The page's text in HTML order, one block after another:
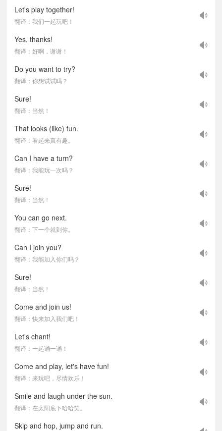
Let's play together!
翻译：我们一起玩吧！
Yes, thanks!
翻译：好啊，谢谢！
Do you want to try?
翻译：你想试试吗？
Sure!
翻译：当然！
That looks (like) fun.
翻译：看起来真有趣。
Can I have a turn?
翻译：我能玩一次吗？
Sure!
翻译：当然！
You can go next.
翻译：下一个就到你。
Can I join you?
翻译：我能加入你们吗？
Sure!
翻译：当然！
Come and join us!
翻译：快来加入我们吧！
Let's chant!
翻译：一起诵一诵！
Come and play, let's have fun!
翻译：来玩吧，尽情欢乐！
Smile and laugh under the sun.
翻译：在太阳底下哈哈笑。
Skip and hop, jump and run.